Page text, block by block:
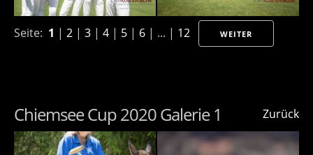
Seite: 1 | 2 | 3 | 4 | 5 | 6 | ... | 12 WEITER
Zurück
Chiemsee Cup 2020 Galerie 1